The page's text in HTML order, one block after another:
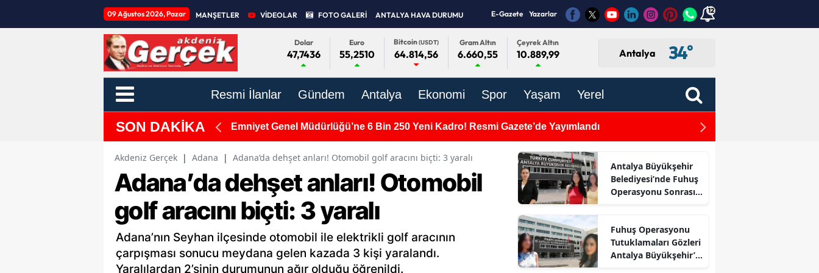
09 Ağustos 2026, Pazar MANŞETLER VİDEOLAR FOTO GALERİ ANTALYA HAVA DURUMU E-Gazete Yazarlar 12
Dolar
47,7436
Euro
55,2510
Bitcoin(USDT)
64.814,56
Gram Altın
6.660,55
Çeyrek Altın
10.889,99 Antalya 34°
Resmi İlanlar Gündem Antalya Ekonomi Spor Yaşam Yerel
SON DAKİKA Emniyet Genel Müdürlüğü’ne 6 Bin 250 Yeni Kadro! Resmi Gazete’de Yayımlandı Minikler Direksiyon
Akdeniz Gerçek | Adana | Adana’da dehşet anları! Otomobil golf aracını biçti: 3 yaralı
Adana’da dehşet anları! Otomobil
golf aracını biçti: 3 yaralı
Adana’nın Seyhan ilçesinde otomobil ile elektrikli golf aracının
çarpışması sonucu meydana gelen kazada 3 kişi yaralandı.
Yaralılardan 2’sinin durumunun ağır olduğu öğrenildi.
Antalya Büyükşehir
Belediyesi’nde Fuhuş
Operasyonu Sonrası
Fuhuş Operasyonu
Tutuklamaları Gözleri
Antalya Büyükşehir’e